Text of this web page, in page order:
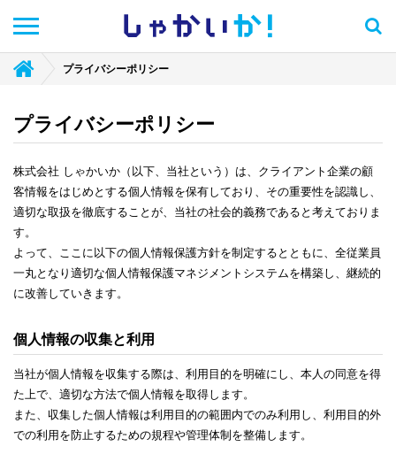
しゃかい か！
プライバシーポリシー
プライバシーポリシー
株式会社 しゃかいか（以下、当社という）は、クライアント企業の顧
客情報をはじめとする個人情報を保有しており、その重要性を認識し、
適切な取扱を徹底することが、当社の社会的義務であると考えておりま
す。
よって、ここに以下の個人情報保護方針を制定するとともに、全従業員
一丸となり適切な個人情報保護マネジメントシステムを構築し、継続的
に改善していきます。
個人情報の収集と利用
当社が個人情報を収集する際は、利用目的を明確にし、本人の同意を得
た上で、適切な方法で個人情報を取得します。
また、収集した個人情報は利用目的の範囲内でのみ利用し、利用目的外
での利用を防止するための規程や管理体制を整備します。